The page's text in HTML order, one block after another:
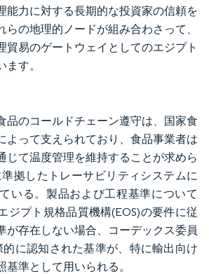
能力に対する長期的な投資家の信頼を
らの地理的ノードが組み合わさって、
貿易のゲートウェイとしてのエジプト
す。
品のコールドチェーン遵守は、国家食
よって支えられており、食品事業者は
じて温度管理を維持することが求めら
拠したトレーサビリティシステムに
いる。製品および工程基準について
ジプト規格品質機構(EOS)の要件に従
が存在しない場合、コーデックス委員
的に認知された基準が、特に輸出向け
準として用いられる。